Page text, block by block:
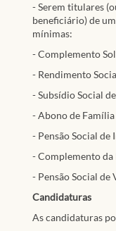
- Serem titulares
beneficiário) de
mínimas:
- Complemento
- Rendimento
- Subsídio Social
- Abono de Família
- Pensão Social de
- Complemento da
- Pensão Social de
Candidaturas
As candidaturas